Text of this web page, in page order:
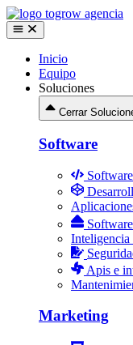
Ir
al
contenido
Inicio
Equipo
Soluciones
Cerrar
Software
Apis e
Marketing